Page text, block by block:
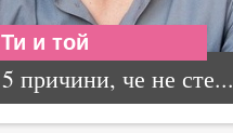
Ти и той
5 причини, че не сте...